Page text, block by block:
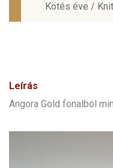
Kötés éve /
Leírás
Angora Gold fonalból